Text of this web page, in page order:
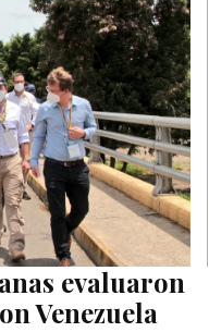
evaluaron
Venezuela